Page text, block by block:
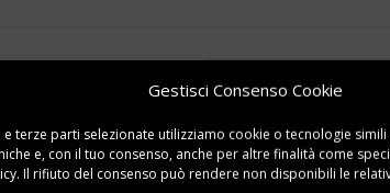
Gestisci Consenso Cookie
e terze parti selezionate utilizziamo cookie o tecnologie
e, con il tuo consenso, anche per altre finalità come
. Il rifiuto del consenso può rendere non disponibili le
Modalità e tempi di cottura